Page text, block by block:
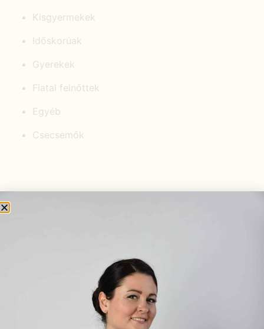
Kisgyermekek
Időskorúak
Gyerekek
Fiatal felnőttek
Egyéb
Csecsemők
Méherősítés természetes módon:
Hogyan támogathatod női
egészségedet
gyógynövényekkel?
2025.09.16.